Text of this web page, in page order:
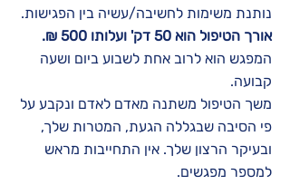
נותנת משימות לחשיבה/עשיה בין הפגישות.
אורך הטיפול הוא 50 דק' ועלותו 500 ₪.
המפגש הוא לרוב אחת לשבוע ביום ושעה
קבועה.
משך הטיפול משתנה מאדם לאדם ונקבע על
פי הסיבה שבגללה הגעת, המטרות שלך,
ובעיקר הרצון שלך. אין התחייבות מראש
למספר מפגשים.